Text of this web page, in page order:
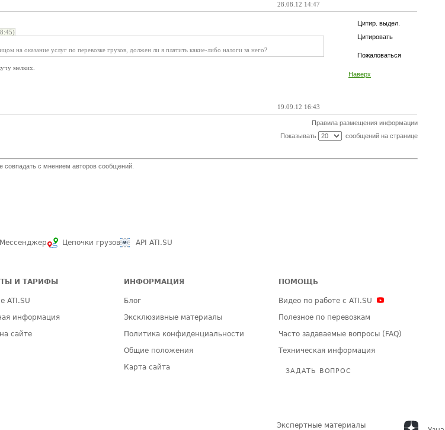
28.08.12 14:47
Цитир. выдел.
Цитировать
Пожаловаться
Наверх
на оказание услуг по перевозке грузов, должен ли я платить какие-либо налоги за него?
мелких.
19.09.12 16:43
Правила размещения информации
Показывать
сообщений на странице
с мнением авторов сообщений.
Цепочки грузов API ATI.SU
И ТАРИФЫ
ATI.SU
информация
сайте
ИНФОРМАЦИЯ
Блог
Эксклюзивные материалы
Политика конфиденциальности
Общие положения
Карта сайта
ПОМОЩЬ
Видео по работе с ATI.SU
Полезное по перевозкам
Часто задаваемые вопросы (FAQ)
Техническая информация
ЗАДАТЬ ВОПРОС
Экспертные материалы